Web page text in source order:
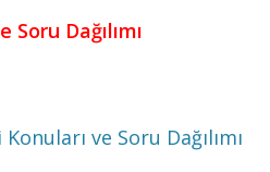
Soru Dağılımı
ve Soru Dağılımı